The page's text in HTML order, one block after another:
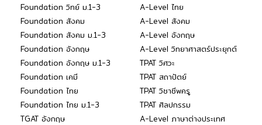
Foundation วิทย์ ม.1-3
Foundation สังคม
Foundation สังคม ม.1-3
Foundation อังกฤษ
Foundation อังกฤษ ม.1-3
Foundation เคมี
Foundation ไทย
Foundation ไทย ม.1-3
TGAT อังกฤษ
A-Level ไทย
A-Level สังคม
A-Level อังกฤษ
A-Level วิทยาศาสตร์ประยุกต์
TPAT วิศวะ
TPAT สถาปัตย์
TPAT วิชาชีพครู
TPAT ศิลปกรรม
A-Level ภาษาต่างประเทศ